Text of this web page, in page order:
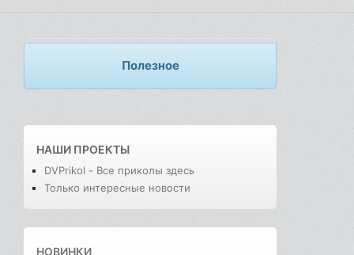
Полезное
НАШИ ПРОЕКТЫ
DVPrikol - Все приколы здесь
Только интересные новости
НОВИНКИ